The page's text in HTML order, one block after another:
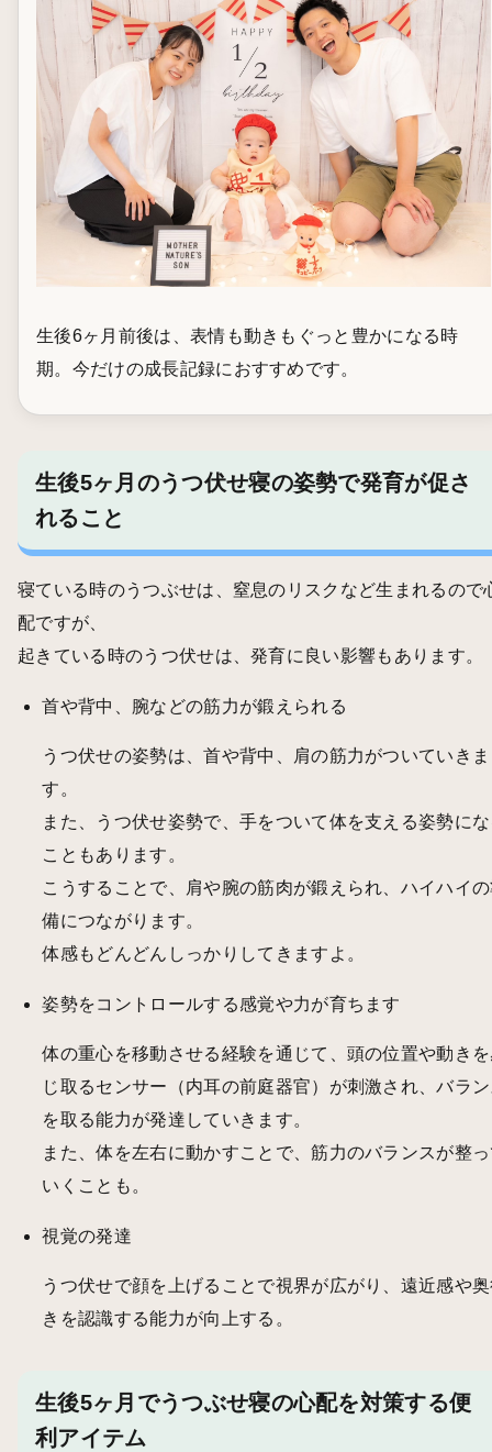
生後6ヶ月前後は、表情も動きもぐっと豊かになる時
期。今だけの成長記録におすすめです。
生後5ヶ月のうつ伏せ寝の姿勢で発育が促さ
れること
寝ている時のうつぶせは、窒息のリスクなど生まれるので
配ですが、
起きている時のうつ伏せは、発育に良い影響もあります。
首や背中、腕などの筋力が鍛えられる
うつ伏せの姿勢は、首や背中、肩の筋力がついていきま
す。
また、うつ伏せ姿勢で、手をついて体を支える姿勢に
こともあります。
こうすることで、肩や腕の筋肉が鍛えられ、ハイハイ
備につながります。
体感もどんどんしっかりしてきますよ。
姿勢をコントロールする感覚や力が育ちます
体の重心を移動させる経験を通じて、頭の位置や動き
じ取るセンサー（内耳の前庭器官）が刺激され、バラ
を取る能力が発達していきます。
また、体を左右に動かすことで、筋力のバランスが整
いくことも。
視覚の発達
うつ伏せで顔を上げることで視界が広がり、遠近感や
きを認識する能力が向上する。
生後5ヶ月でうつぶせ寝の心配を対策する便
利アイテム